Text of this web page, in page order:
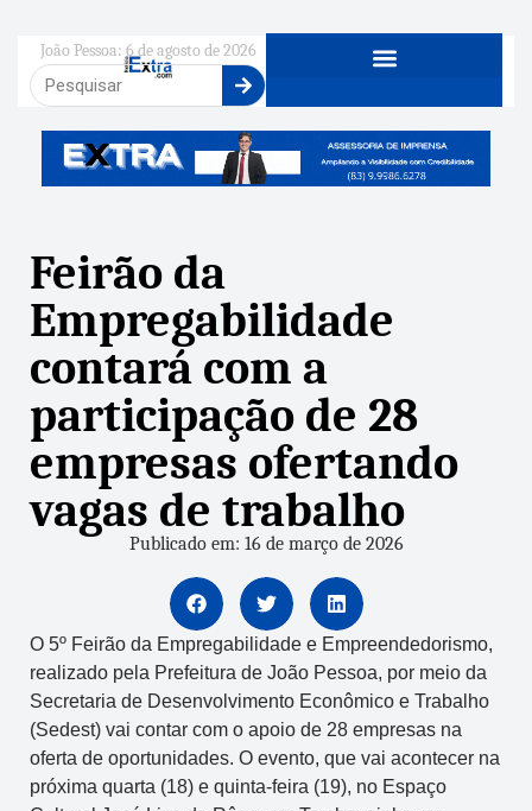
João Pessoa: 6 de agosto de 2026
Feirão da
Empregabilidade
contará com a
participação de 28
empresas ofertando
vagas de trabalho
Publicado em: 16 de março de 2026
O 5º Feirão da Empregabilidade e Empreendedorismo,
realizado pela Prefeitura de João Pessoa, por meio da
Secretaria de Desenvolvimento Econômico e Trabalho
(Sedest) vai contar com o apoio de 28 empresas na
oferta de oportunidades. O evento, que vai acontecer na
próxima quarta (18) e quinta-feira (19), no Espaço